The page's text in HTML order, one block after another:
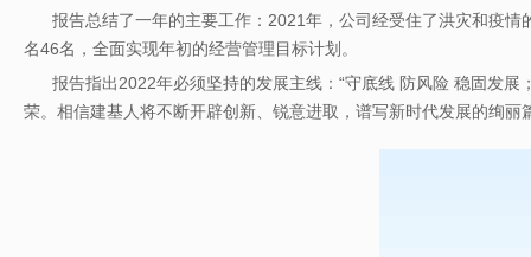
报告总结了一年的主要工作：2021年，公司经受住了洪灾和疫
名46名，全面实现年初的经营管理目标计划。
报告指出2022年必须坚持的发展主线：“守底线 防风险 稳固发
荣。相信建基人将不断开辟创新、锐意进取，谱写新时代发展的绚丽